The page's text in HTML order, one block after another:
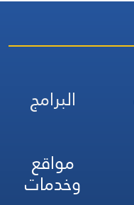
البرامج
مواقع
وخدمات